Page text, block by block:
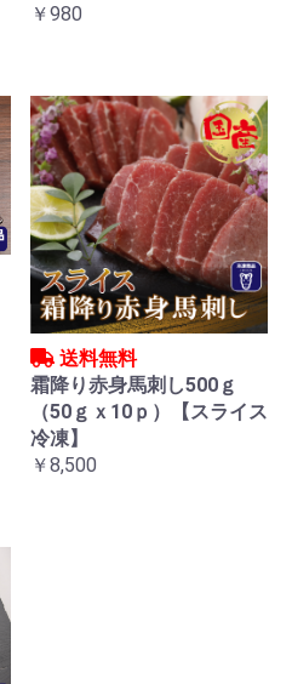
￥980
送料無料
霜降り赤身馬刺し500ｇ
（50ｇｘ10ｐ）【スライス
冷凍】
￥8,500